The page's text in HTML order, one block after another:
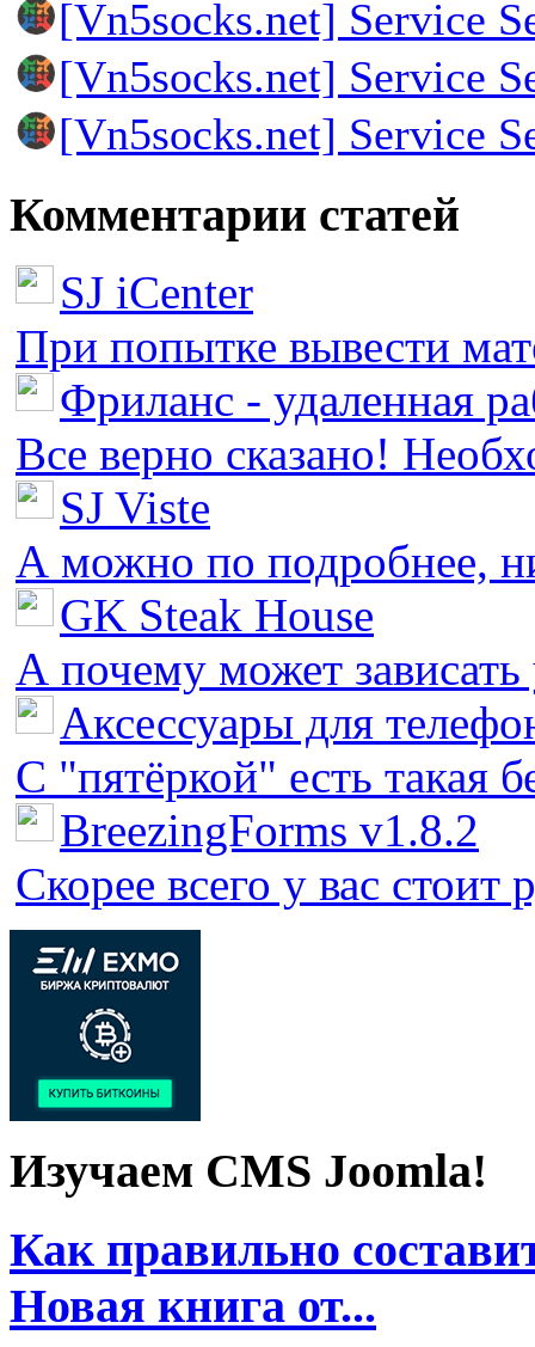
[Vn5socks.net] Service
[Vn5socks.net] Service
[Vn5socks.net] Service
Комментарии статей
SJ iCenter
При попытке вывести
Фриланс - удаленная
Все верно сказано!
SJ Viste
А можно по подробнее,
GK Steak House
А почему может зависать
Аксессуары для
С "пятёркой" есть такая
BreezingForms v1.8.2
Скорее всего у вас стоит
Изучаем CMS Joomla!
Как правильно
Новая книга от...